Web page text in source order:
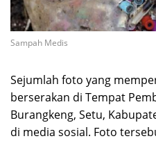
Sampah Medis
Sejumlah foto yang
berserakan di Tempat
Burangkeng, Setu,
di media sosial. Foto